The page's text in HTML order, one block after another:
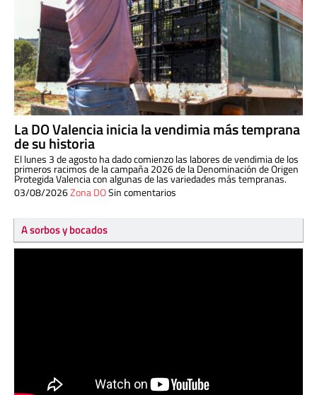
La DO Valencia inicia la vendimia más temprana
de su historia
El lunes 3 de agosto ha dado comienzo las labores de vendimia de los
primeros racimos de la campaña 2026 de la Denominación de Origen
Protegida Valencia con algunas de las variedades más tempranas.
03/08/2026Zona DOSin comentarios
A sorbos y bocados